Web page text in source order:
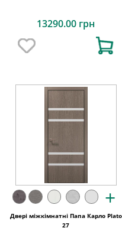
13290.00 грн
+
Двері міжкімнатні Папа Карло Plato
27